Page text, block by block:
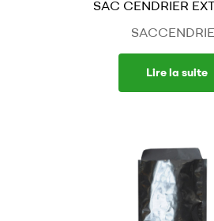
SAC CENDRIER
Lire la suite